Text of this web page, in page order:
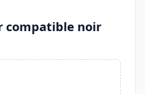
compatible noir